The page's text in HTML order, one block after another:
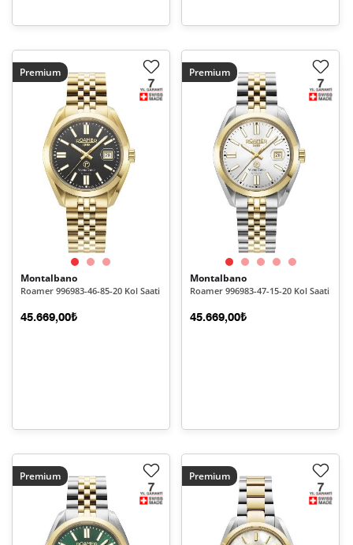
Premium
Montalbano
Roamer 996983-46-85-20 Kol Saati
45.669,00₺
Premium
Montalbano
Roamer 996983-47-15-20 Kol Saati
45.669,00₺
Premium Premium